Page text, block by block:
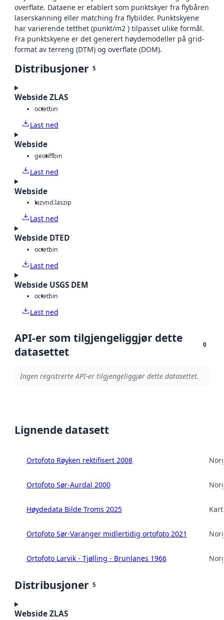
overflate. Dataene er etablert som punktskyer fra flybåren
laserskanning eller matching fra flybilder. Punktskyene
har varierende tetthet (punkt/m2 ) tilpasset ulike formål.
Fra punktskyene er det generert høydemodeller på grid-
format av terreng (DTM) og overflate (DOM).
Distribusjoner 5
Webside ZLAS
octetbin
Last ned
Webside
geotiffbin
Last ned
Webside
lazvnd.laszip
Last ned
Webside DTED
octetbin
Last ned
Webside USGS DEM
octetbin
Last ned
API-er som tilgjengeliggjør dette
datasettet
0
Ingen registrerte API-er tilgjengeliggjør dette datasettet.
Lignende datasett
Ortofoto Røyken rektifisert 2008
Ortofoto Sør-Aurdal 2000
Høydedata Bilde Troms 2025
Ortofoto Sør-Varanger midlertidig ortofoto 2021
Ortofoto Larvik - Tjølling - Brunlanes 1966
Distribusjoner 5
Webside ZLAS